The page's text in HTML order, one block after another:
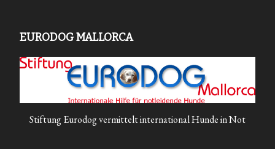
EURODOG MALLORCA
Stiftung Eurodog vermittelt international Hunde in Not